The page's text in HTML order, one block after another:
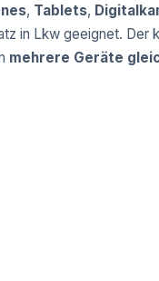
, Tablets,
in Lkw geeignet.
mehrere Geräte